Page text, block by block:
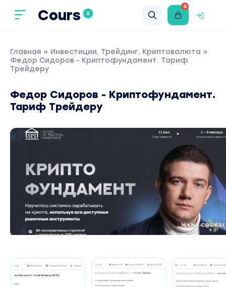
Cours X
0
Главная » Инвестиции, Трейдинг, Криптовалюта »
Федор Сидоров - Криптофундамент. Тариф
Трейдерy
Федор Сидоров - Криптофундамент.
Тариф Трейдерy